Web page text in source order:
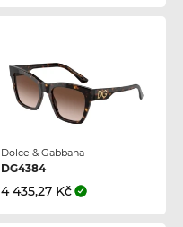
Dolce & Gabbana
DG4384
4 435,27 Kč